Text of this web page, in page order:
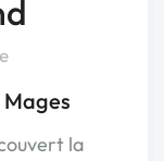
la